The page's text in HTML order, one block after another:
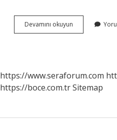
Devamını okuyun
Ne
https://www.seraforum.com
https://boce.com.trSitemap